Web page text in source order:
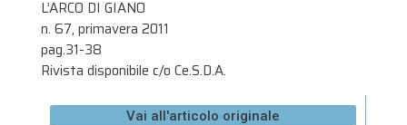
L’ARCO DI GIANO
n. 67, primavera 2011
pag.31-38
Rivista disponibile c/o Ce.S.D.A.
Vai all'articolo originale